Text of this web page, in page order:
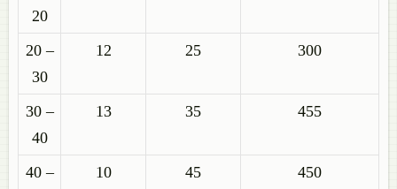
20
20 –
30
12 25 300
30 –
40
13 35 455
40 –
10 45 450